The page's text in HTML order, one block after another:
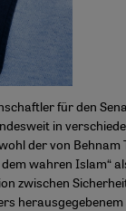
für den
in
der von Behnam
wahren Islam“
zwischen